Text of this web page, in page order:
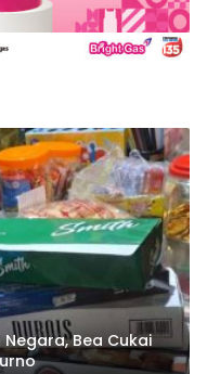
Bea Cukai